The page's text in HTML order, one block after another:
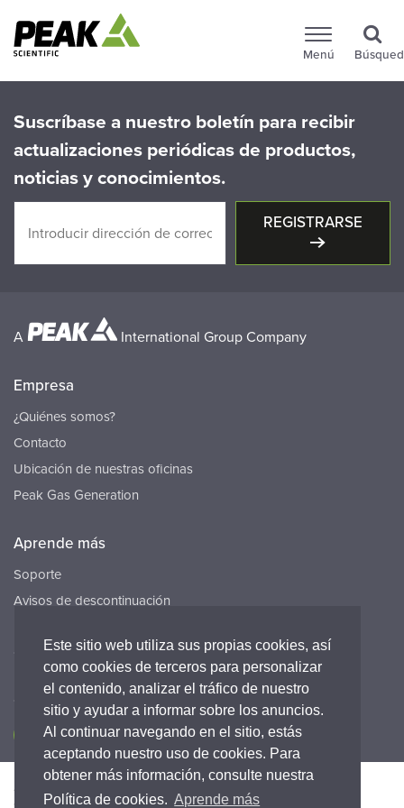
Este sitio web utiliza sus propias cookies, así
como cookies de terceros para personalizar
el contenido, analizar el tráfico de nuestro
sitio y ayudar a informar sobre los anuncios.
Al continuar navegando en el sitio, estás
aceptando nuestro uso de cookies. Para
obtener más información, consulte nuestra
Política de cookies. Aprende más
Menú
Suscríbase a nuestro boletín para recibir
actualizaciones periódicas de productos,
noticias y conocimientos.
REGISTRARSE
A International Group Company
Empresa
¿Quiénes somos?
Contacto
Ubicación de nuestras oficinas
Peak Gas Generation
Aprende más
Soporte
Avisos de descontinuación
Carreras
Conecta con nosotros
Accesibilidad Política de Privacidad